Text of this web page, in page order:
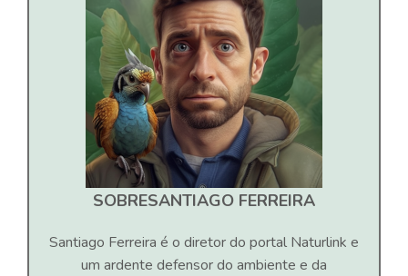
SOBRESANTIAGO FERREIRA
Santiago Ferreira é o diretor do portal Naturlink e
um ardente defensor do ambiente e da